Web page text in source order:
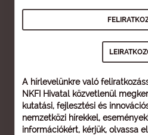
A hírlevelünkre való
NKFI Hivatal közvetlenül
kutatási, fejlesztési és
nemzetközi hírekkel,
információkért, kérjük, olvassa